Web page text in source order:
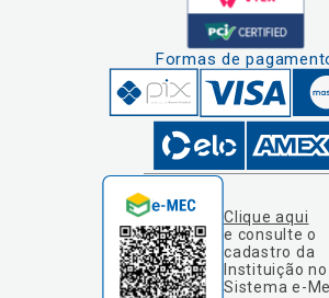
Formas de
Clique aqui
e consulte o
cadastro da
Instituição no
Sistema e-